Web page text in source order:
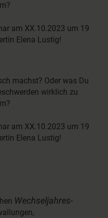
am XX.10.2023 um 19
Elena Lustig!
machst? Oder was Du
wirklich zu
am XX.10.2023 um 19
Elena Lustig!
Wechseljahres-